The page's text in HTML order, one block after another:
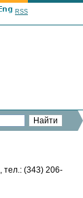
RSS
, тел.: (343) 206-